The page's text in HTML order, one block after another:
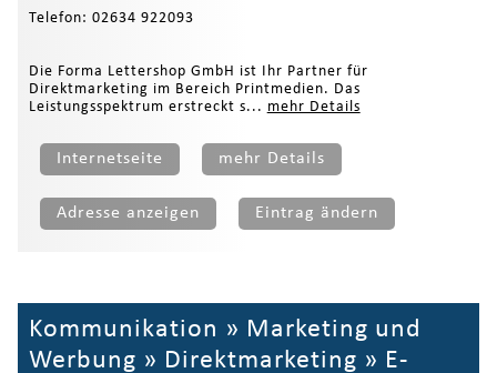
Telefon: 02634 922093
Die Forma Lettershop GmbH ist Ihr Partner für
Direktmarketing im Bereich Printmedien. Das
Leistungsspektrum erstreckt s... mehr Details
Internetseite mehr Details
Adresse anzeigen Eintrag ändern
Kommunikation » Marketing und
Werbung » Direktmarketing » E-